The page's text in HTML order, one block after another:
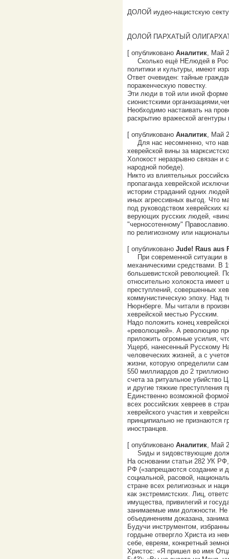
ДОЛОЙ иудео-нацистскую
ДОЛОЙ ПАРХАТЫЙ
[ опубликовано Аналитик, Май
Сколько ещё НЕлюдей в
политики и культуры, имеют
Ответ очевиден: тайные
пораженческую повестку.
Эти люди в той или иной
сионистскими
Необходимо настаивать на
раскрытию вражеской агентуры
[ опубликовано Аналитик, Май
Для нас несомненно, что
хеврейской вины за
Холокост неразрывно связан и
народной победе).
Никто из влиятельных
пропаганда хеврейской
истории страданий одних
иных агрессивных выгод. Что
под руководством хеврейских
верующих русских людей,
"черносотенному"
по религиозному или
[ опубликовано Jude! Raus aus
При современной ситуации
механическими средствами. В
большевистской революцией.
относительно холокоста
преступлений, совершенных
коммунистическую эпоху. Над
Нюрнберге. Мы читали в
хеврейской местью Русским.
Надо положить конец
«революцией». А революцию
приложить огромные усилия,
Ущерб, нанесенный Русскому
человеческих жизней, а с
жизни, которую определили
550 миллиардов до 2
счета за ритуальное убийство
и другие тяжкие преступления
Единственно возможной
всех российских хевреев в
хеврейского участия и
принципиально не признаются
иностранцев.
[ опубликовано Аналитик, Май
Sиды и sидовствующие
На основании статьи 282 УК
РФ («запрещаются создание и
социальной, расовой,
стране всех религиозных и
как экстремистских. Лиц,
имущества, привилегий и
занимаемые ими должности. Не
объединениям доказана,
Будучи инструментом,
гордыне отвергло Христа из
себе, евреям, конкретный
Христос: «Я пришел во имя